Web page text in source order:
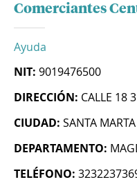
Comerciantes
Ayuda
NIT: 9019476500
DIRECCIÓN: CALLE 18
CIUDAD: SANTA MARTA
DEPARTAMENTO:
TELÉFONO: